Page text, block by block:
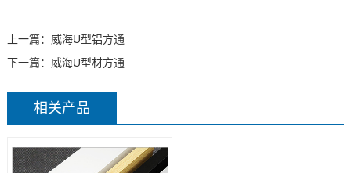
上一篇： 威海U型铝方通
下一篇： 威海U型材方通
相关产品